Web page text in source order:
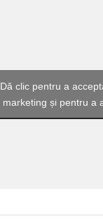
Dă clic pentru a
marketing și pentru a